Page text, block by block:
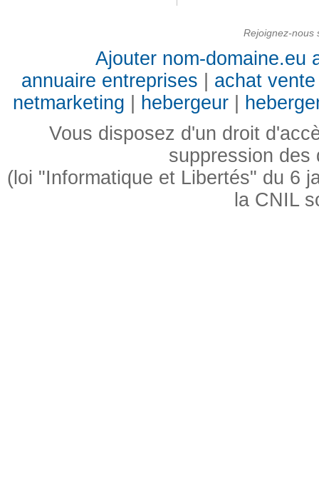
Rejoignez-nous
Ajouter nom-domaine.eu
annuaire entreprises
achat
netmarketing
hebergeur
Vous disposez d'un droit
suppression des
(loi "Informatique et Libertés" du 6
la CNIL